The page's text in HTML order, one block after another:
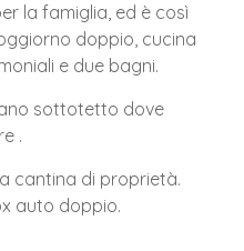
la famiglia, ed è così
doppio, cucina
e due bagni.
sottotetto dove
.
cantina di proprietà.
auto doppio.